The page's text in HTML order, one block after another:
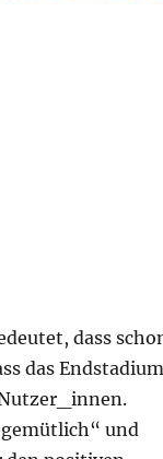
dass
das Endstadium
und